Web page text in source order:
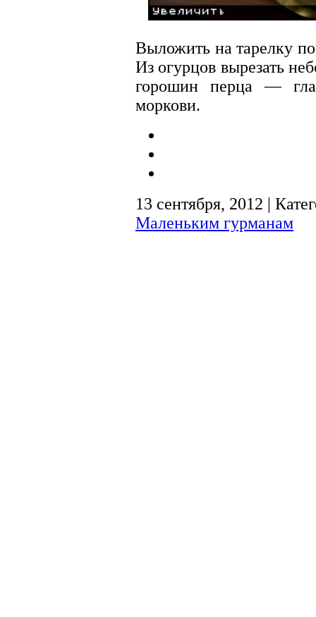
Выложить на тарелку
Из огурцов вырезать
горошин перца —
моркови.
13 сентября, 2012 |
Маленьким гурманам